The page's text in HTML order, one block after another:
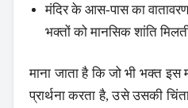
मंदिर के आस-पास का
भक्तों को मानसिक शांति
माना जाता है कि जो भी भक्त
प्रार्थना करता है, उसे उसकी